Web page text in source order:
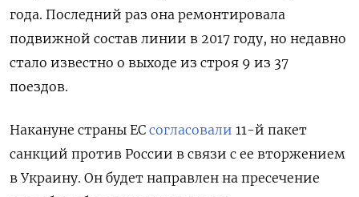
года. Последний раз она ремонтировала
подвижной состав линии в 2017 году, но недавно
стало известно о выходе из строя 9 из 37
поездов.
Накануне страны ЕС согласовали 11-й пакет
санкций против России в связи с ее вторжением
в Украину. Он будет направлен на пресечение